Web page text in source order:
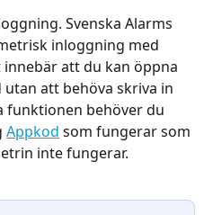
Svenska Alarms
inloggning med
innebär att du kan öppna
att behöva skriva in
funktionen behöver du
Appkod som fungerar som
inte fungerar.